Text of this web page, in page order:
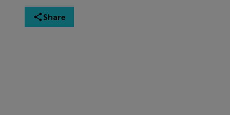
Share